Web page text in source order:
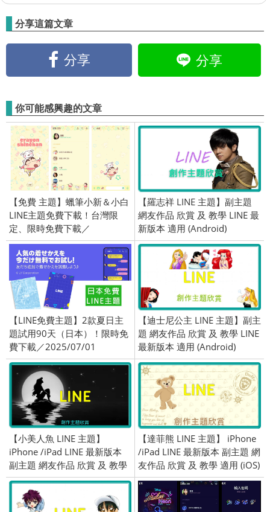
分享這篇文章
分享 分享
你可能感興趣的文章
【免費 主題】蠟筆小新＆小白
LINE主題免費下載！台灣限
定、限時免費下載／
2019/10/14
【羅志祥 LINE 主題】副主題
網友作品 欣賞 及 教學 LINE 最
新版本 適用 (Android)
【LINE免費主題】2款夏日主
題試用90天（日本）！限時免
費下載／2025/07/01
【迪士尼公主 LINE 主題】副主
題 網友作品 欣賞 及 教學 LINE
最新版本 適用 (Android)
【小美人魚 LINE 主題】
iPhone /iPad LINE 最新版本
副主題 網友作品 欣賞 及 教學
適用 (iOS)
【達菲熊 LINE 主題】 iPhone
/iPad LINE 最新版本 副主題 網
友作品 欣賞 及 教學 適用 (iOS)